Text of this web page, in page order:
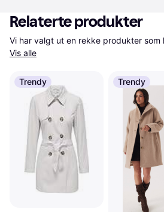
Relaterte produkter
Vis alle
Trendy Trendy